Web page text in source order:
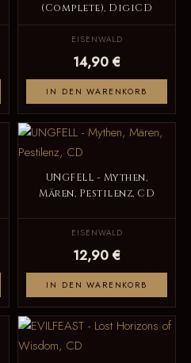
(Complete), DigiCD
EISENWALD
14,90 €
IN DEN WARENKORB
UNGFELL - Mythen,
Mären, Pestilenz, CD
EISENWALD
12,90 €
IN DEN WARENKORB